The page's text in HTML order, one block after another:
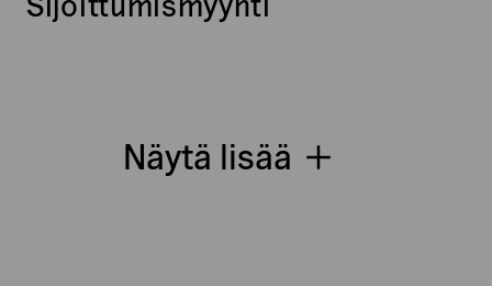
Näytä lisää